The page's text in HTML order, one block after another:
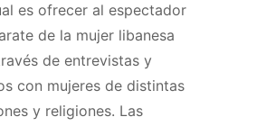
es ofrecer al espectador
de la mujer libanesa
de entrevistas y
con mujeres de distintas
y religiones. Las